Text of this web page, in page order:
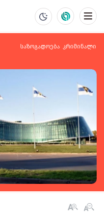
საზოგადოება კრიმინალი